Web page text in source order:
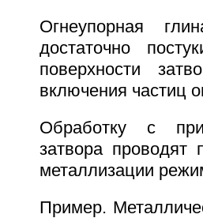
Огнеупорная
достаточно
поверхности
включения частиц
Обработку с
затвора
металлизации
Пример.